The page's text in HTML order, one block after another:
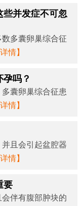
些并发症不可忽
多囊卵巢综合征
详情】
吗？
囊卵巢综合征患
详情】
且会引起盆腔器
详情】
要
伴有腹部肿块的